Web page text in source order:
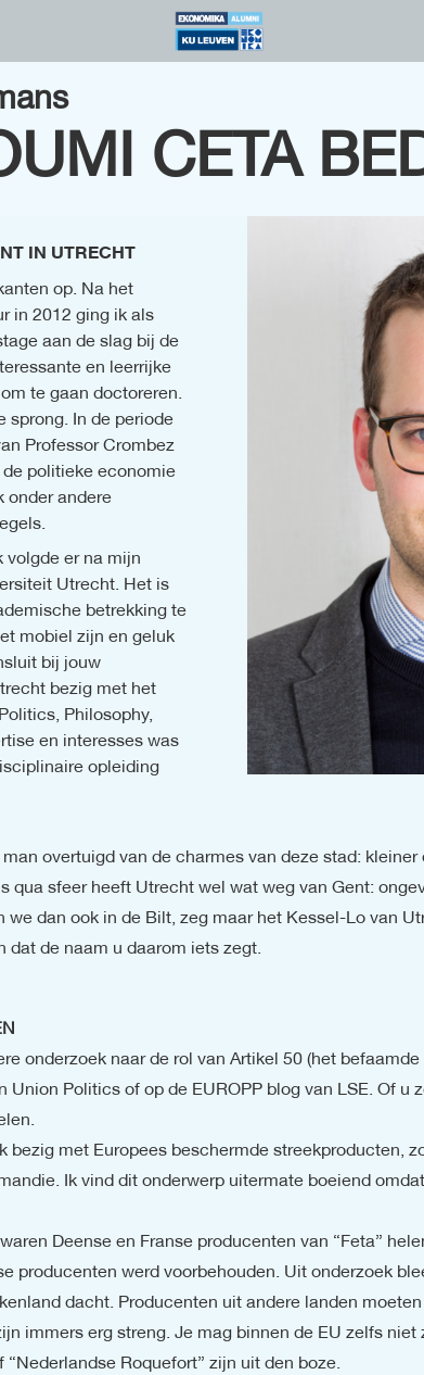
CETA
IN UTRECHT
op. Na het
in 2012 ging ik als
aan de slag bij de
en leerrijke
te gaan doctoreren.
sprong. In de periode
Professor Crombez
politieke economie
onder andere
volgde er na mijn
Utrecht. Het is
betrekking te
mobiel zijn en geluk
bij jouw
bezig met het
Philosophy,
en interesses was
opleiding
overtuigd van de charmes van deze stad:
qua sfeer heeft Utrecht wel wat weg van Gent:
we dan ook in de Bilt, zeg maar het Kessel-Lo van
de naam u daarom iets zegt.
onderzoek naar de rol van Artikel 50 (het
Politics of op de EUROPP blog van LSE. Of u
met Europees beschermde streekproducten,
Ik vind dit onderwerp uitermate boeiend
Deense en Franse producenten van “Feta”
producenten werd voorbehouden. Uit onderzoek
dacht. Producenten uit andere landen
immers erg streng. Je mag binnen de EU zelfs
“Nederlandse Roquefort” zijn uit den boze.